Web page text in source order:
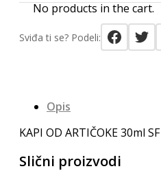
No products in the cart.
Sviđa ti se? Podeli:
Opis
KAPI OD ARTIČOKE 30ml SF
Slični proizvodi